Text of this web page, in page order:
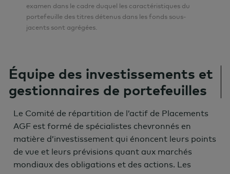
examen dans le cadre duquel les caractéristiques du
portefeuille des titres détenus dans les fonds sous-
jacents sont agrégées.
Équipe des investissements et
gestionnaires de portefeuilles
Le Comité de répartition de l’actif de Placements
AGF est formé de spécialistes chevronnés en
matière d’investissement qui énoncent leurs points
de vue et leurs prévisions quant aux marchés
mondiaux des obligations et des actions. Les